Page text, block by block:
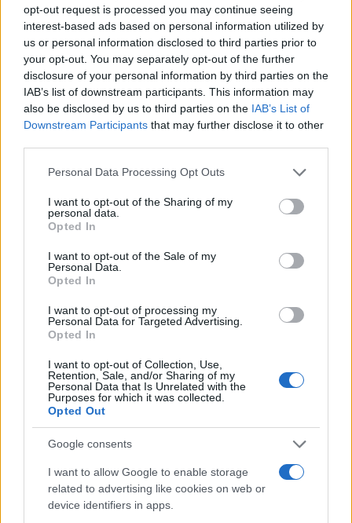
opt-out request is processed you may continue seeing
interest-based ads based on personal information utilized by
us or personal information disclosed to third parties prior to
your opt-out. You may separately opt-out of the further
disclosure of your personal information by third parties on the
IAB’s list of downstream participants. This information may
also be disclosed by us to third parties on the IAB’s List of
Downstream Participants that may further disclose it to other
Please note that this website/app uses one or more Google
not limited to your visit or usage behaviour. You may click to
grant or deny consent to Google and its third-party tags to
use your data for below specified purposes in below Google
consent section.
Personal Data Processing Opt Outs
I want to opt-out of the Sharing of my
personal data.
Opted In
I want to opt-out of the Sale of my
Personal Data.
Opted In
I want to opt-out of processing my
Personal Data for Targeted Advertising.
Opted In
I want to opt-out of Collection, Use,
Retention, Sale, and/or Sharing of my
Personal Data that Is Unrelated with the
Purposes for which it was collected.
Opted Out
Google consents
I want to allow Google to enable storage
related to advertising like cookies on web or
device identifiers in apps.
Multe ai genitori per i colloqui saltati: la decisione di
Bolzano
Paolo Mariani · 4 Ago 2026
BREAKING NEWS
Lavoro digitale: il governo introduce nuove regole per
proteggere i lavoratori delle piattaforme
Andrea Innocenti · 3 Ago 2026
PIÙ LETTI
C’è posta per te, stasera 25 gennaio: gli ospiti e le
anticipazioni
Controlli nel settore turistico-alberghiero: dati